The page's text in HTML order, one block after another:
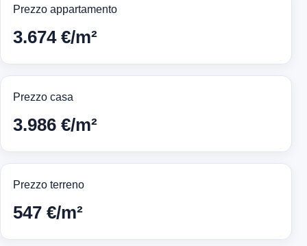
Prezzo appartamento
3.674 €/m²
Prezzo casa
3.986 €/m²
Prezzo terreno
547 €/m²